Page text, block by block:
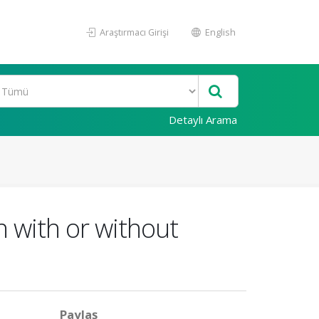
Araştırmacı Girişi English
Detaylı Arama
with or without
Paylaş